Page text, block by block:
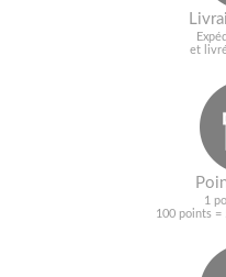
et
1
100 points =